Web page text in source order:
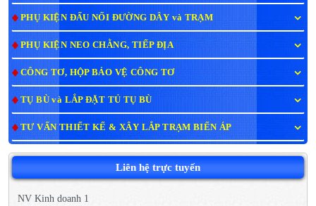
PHỤ KIỆN ĐẤU NỐI ĐƯỜNG DÂY và TRẠM
PHỤ KIỆN NEO CHẰNG, TIẾP ĐỊA
CÔNG TƠ, HỘP BẢO VỆ CÔNG TƠ
TỤ BÙ và LẮP ĐẶT TỦ TỤ BÙ
TƯ VẤN THIẾT KẾ & XÂY LẮP TRẠM BIẾN ÁP
Liên hệ trực tuyến
NV Kinh doanh 1